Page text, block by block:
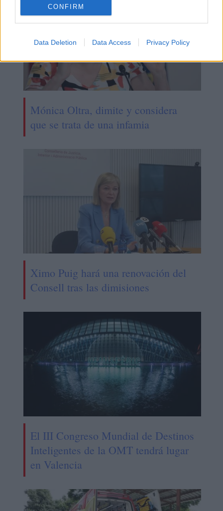
CONFIRM
Data Deletion Data Access Privacy Policy
Mónica Oltra, dimite y considera
que se trata de una infamia
Ximo Puig hará una renovación del
Consell tras las dimisiones
El III Congreso Mundial de Destinos
Inteligentes de la OMT tendrá lugar
en Valencia